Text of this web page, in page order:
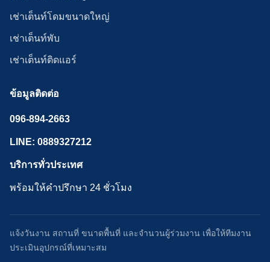
เช่าเต็นท์โดมขนาดใหญ่
เช่าเต็นท์พับ
เช่าเต็นท์ติดแอร์
ข้อมูลติดต่อ
096-894-2663
LINE: 0889327212
บริการทั่วประเทศ
พร้อมให้คำปรึกษา 24 ชั่วโมง
แจ้งวันงาน สถานที่ ขนาดพื้นที่ และจำนวนผู้ร่วมงาน เพื่อให้ทีมงาน
ประเมินอุปกรณ์ที่เหมาะสม